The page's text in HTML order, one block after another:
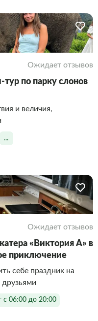
Ожидает отзывов
по парку слонов
и величия,
...
Ожидает отзывов
«Виктория А» в
приключение
себе праздник на
друзьями
с 06:00 до 20:00